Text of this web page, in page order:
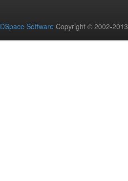
DSpace Software Copyright © 2002-2013